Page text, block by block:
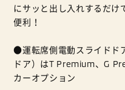
にサッと出し入れするだけ
便利！
●運転席側電動スライドド
ドア）はT Premium、G
カーオプション